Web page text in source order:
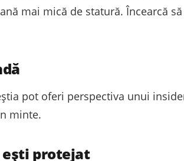
mai mică de statură. Încearcă
pot oferi perspectiva unui
minte.
ești protejat